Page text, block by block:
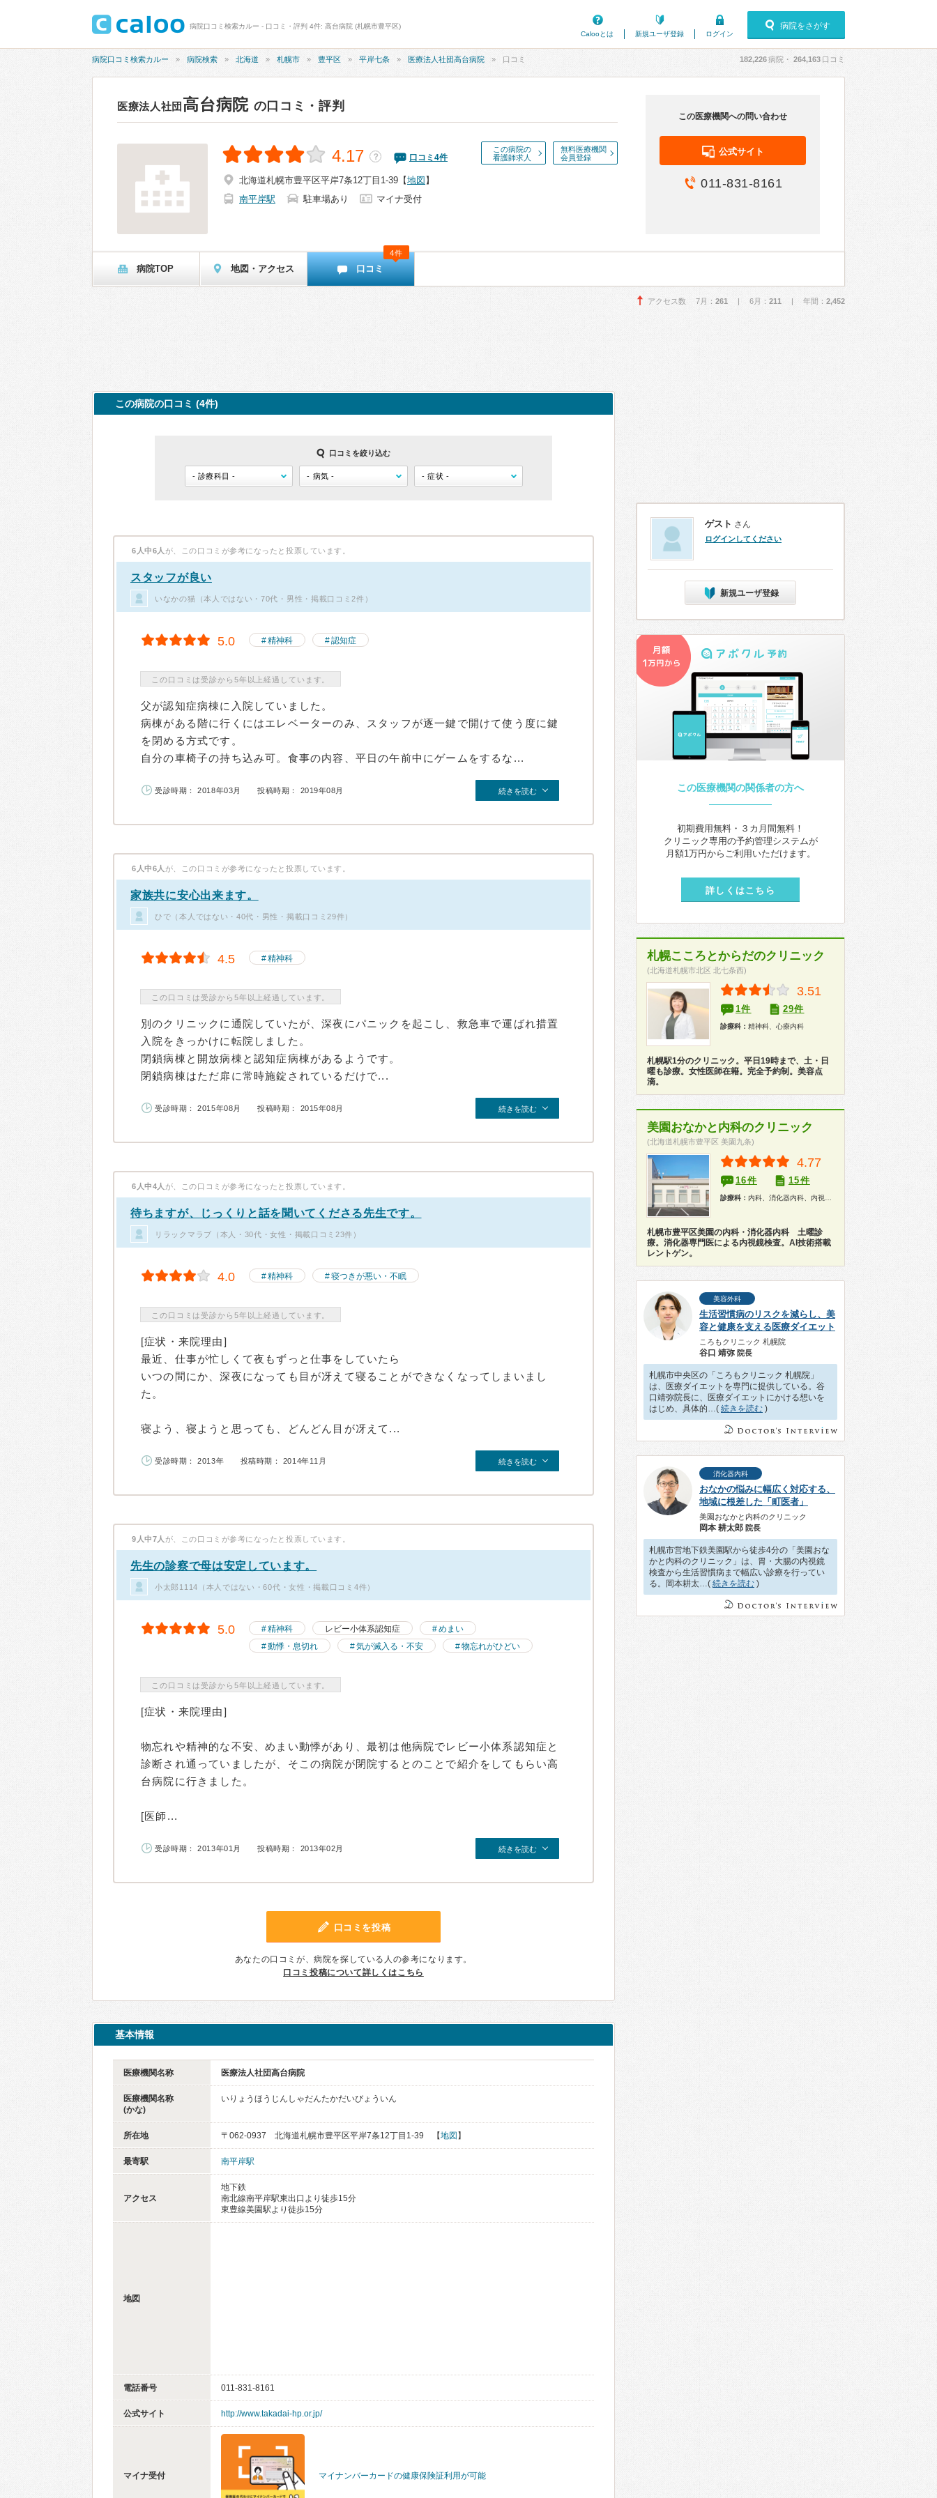
病院口コミ検索カルー - 口コミ・評判 4件: 高台病院 (札幌市豊平区)
Calooとは
新規ユーザ登録 ログイン
病院をさがす
病院口コミ検索カルー 病院検索 北海道 札幌市 豊平区 平岸七条 医療法人社団高台病院 口コミ 182,226病院・ 264,163 口コミ
医療法人社団 高台病院 の口コミ・評判
この病院の
看護師求人
無料医療機関
会員登録
4.17 ？ 口コミ 4件
北海道札幌市豊平区平岸7条12丁目1-39 【地図 】
南平岸駅
駐車場あり マイナ受付
この医療機関への問い合わせ
公式サイト
011-831-8161
病院TOP 地図・アクセス 口コミ
4件
アクセス数 7月： 261 | 6月： 211 | 年間： 2,452
この病院の口コミ (4件)
口コミを絞り込む
6人中6人 が、この口コミが参考になったと投票しています。
スタッフが良い
いなかの猫（本人ではない・70代・男性・掲載口コミ2件）
5.0 精神科 認知症
この口コミは受診から5年以上経過しています。
父が認知症病棟に入院していました。
病棟がある階に行くにはエレベーターのみ、スタッフが逐一鍵で開けて使う度に鍵
を閉める方式です。
自分の車椅子の持ち込み可。食事の内容、平日の午前中にゲームをするな...
受診時期： 2018年03月 投稿時期： 2019年08月 続きを読む
6人中6人 が、この口コミが参考になったと投票しています。
家族共に安心出来ます。
ひで（本人ではない・40代・男性・掲載口コミ29件）
4.5 精神科
この口コミは受診から5年以上経過しています。
別のクリニックに通院していたが、深夜にパニックを起こし、救急車で運ばれ措置
入院をきっかけに転院しました。
閉鎖病棟と開放病棟と認知症病棟があるようです。
閉鎖病棟はただ扉に常時施錠されているだけで...
受診時期： 2015年08月 投稿時期： 2015年08月 続きを読む
6人中4人 が、この口コミが参考になったと投票しています。
待ちますが、じっくりと話を聞いてくださる先生です。
リラックマラブ（本人・30代・女性・掲載口コミ23件）
4.0 精神科 寝つきが悪い・不眠
この口コミは受診から5年以上経過しています。
[症状・来院理由]
最近、仕事が忙しくて夜もずっと仕事をしていたら
いつの間にか、深夜になっても目が冴えて寝ることができなくなってしまいまし
た。
寝よう、寝ようと思っても、どんどん目が冴えて...
受診時期： 2013年 投稿時期： 2014年11月 続きを読む
9人中7人 が、この口コミが参考になったと投票しています。
先生の診察で母は安定しています。
小太郎1114（本人ではない・60代・女性・掲載口コミ4件）
5.0 精神科 レビー小体系認知症
めまい
動悸・息切れ
気が滅入る・不安 物忘れがひどい
この口コミは受診から5年以上経過しています。
[症状・来院理由]
物忘れや精神的な不安、めまい動悸があり、最初は他病院でレビー小体系認知症と
診断され通っていましたが、そこの病院が閉院するとのことで紹介をしてもらい高
台病院に行きました。
[医師...
受診時期： 2013年01月 投稿時期： 2013年02月 続きを読む
口コミを投稿
あなたの口コミが、病院を探している人の参考になります。
口コミ投稿について詳しくはこちら
基本情報
医療機関名称 医療法人社団高台病院
医療機関名称
(かな)
いりょうほうじんしゃだんたかだいびょういん
所在地 〒062-0937 北海道札幌市豊平区平岸7条12丁目1-39 【地図 】
最寄駅 南平岸駅
アクセス
地下鉄
南北線南平岸駅東出口より徒歩15分
東豊線美園駅より徒歩15分
地図
電話番号 011-831-8161
公式サイト http://www.takadai-hp.or.jp/
マイナ受付 マイナンバーカードの健康保険証利用が可能
ゲスト さん
ログインしてください
新規ユーザ登録
この医療機関の関係者の方へ
初期費用無料・３カ月間無料！
クリニック専用の予約管理システムが
月額1万円からご利用いただけます。
詳しくはこちら
札幌こころとからだのクリニック
(北海道札幌市北区 北七条西)
3.51
1件 29件
診療科： 精神科、心療内科
札幌駅1分のクリニック。平日19時まで、土・日
曜も診療。女性医師在籍。完全予約制。美容点
滴。
美園おなかと内科のクリニック
(北海道札幌市豊平区 美園九条)
4.77
16件 15件
診療科： 内科、消化器内科、内視鏡、健康診断
札幌市豊平区美園の内科・消化器内科 土曜診
療。消化器専門医による内視鏡検査。AI技術搭載
レントゲン。
美容外科
生活習慣病のリスクを減らし、美
容と健康を支える医療ダイエット
ころもクリニック 札幌院
谷口 靖弥 院長
札幌市中央区の「ころもクリニック 札幌院」
は、医療ダイエットを専門に提供している。谷
口靖弥院長に、医療ダイエットにかける想いを
はじめ、具体的…( 続きを読む )
消化器内科
おなかの悩みに幅広く対応する、
地域に根差した「町医者」
美園おなかと内科のクリニック
岡本 耕太郎 院長
札幌市営地下鉄美園駅から徒歩4分の「美園おな
かと内科のクリニック」は、胃・大腸の内視鏡
検査から生活習慣病まで幅広い診療を行ってい
る。岡本耕太…( 続きを読む )